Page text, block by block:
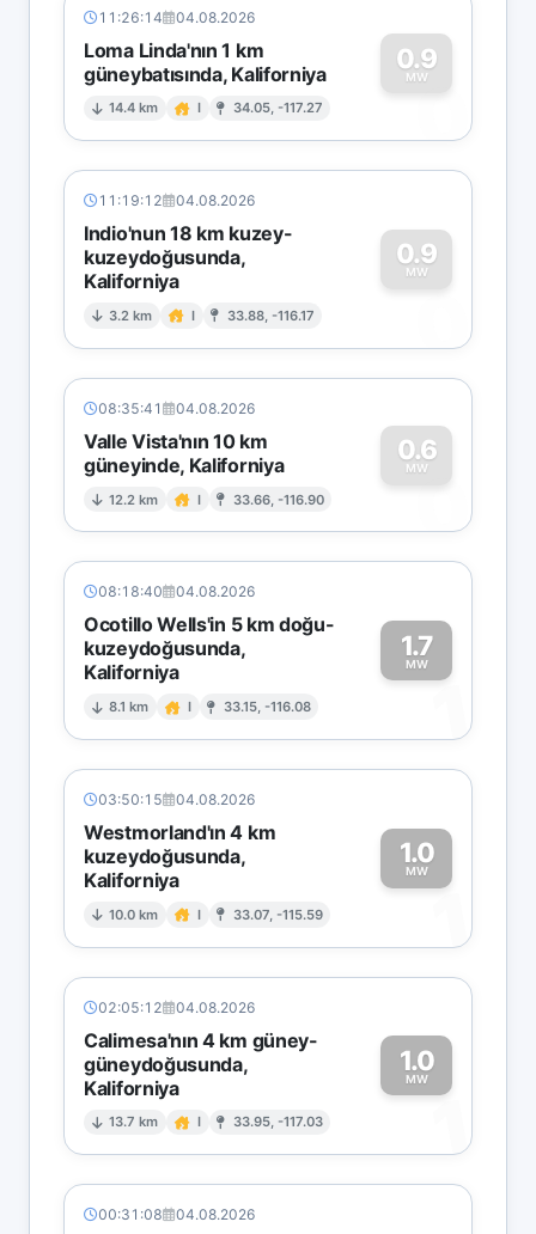
11:26:14 04.08.2026
Loma Linda'nın 1 km
güneybatısında, Kaliforniya
14.4 km I 34.05, -117.27
0.9
MW
0
11:19:12 04.08.2026
Indio'nun 18 km kuzey-
kuzeydoğusunda,
Kaliforniya
3.2 km I 33.88, -116.17
0.9
MW
0
08:35:41 04.08.2026
Valle Vista'nın 10 km
güneyinde, Kaliforniya
12.2 km I 33.66, -116.90
0.6
MW
0
08:18:40 04.08.2026
Ocotillo Wells'in 5 km doğu-
kuzeydoğusunda,
Kaliforniya
8.1 km I 33.15, -116.08
1.7
MW
1
03:50:15 04.08.2026
Westmorland'ın 4 km
kuzeydoğusunda,
Kaliforniya
10.0 km I 33.07, -115.59
1.0
MW
1
02:05:12 04.08.2026
Calimesa'nın 4 km güney-
güneydoğusunda,
Kaliforniya
13.7 km I 33.95, -117.03
1.0
MW
1
00:31:08 04.08.2026